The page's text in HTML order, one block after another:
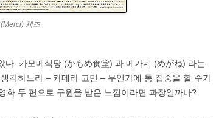
체조
다. 카모메식당 (かもめ食堂) 과 메가네 (めがね) 라는
각하느라 – 카메라 고민 – 무언가에 통 집중을 할 수가
화 두 편으로 구원을 받은 느낌이라면 과장일까나?